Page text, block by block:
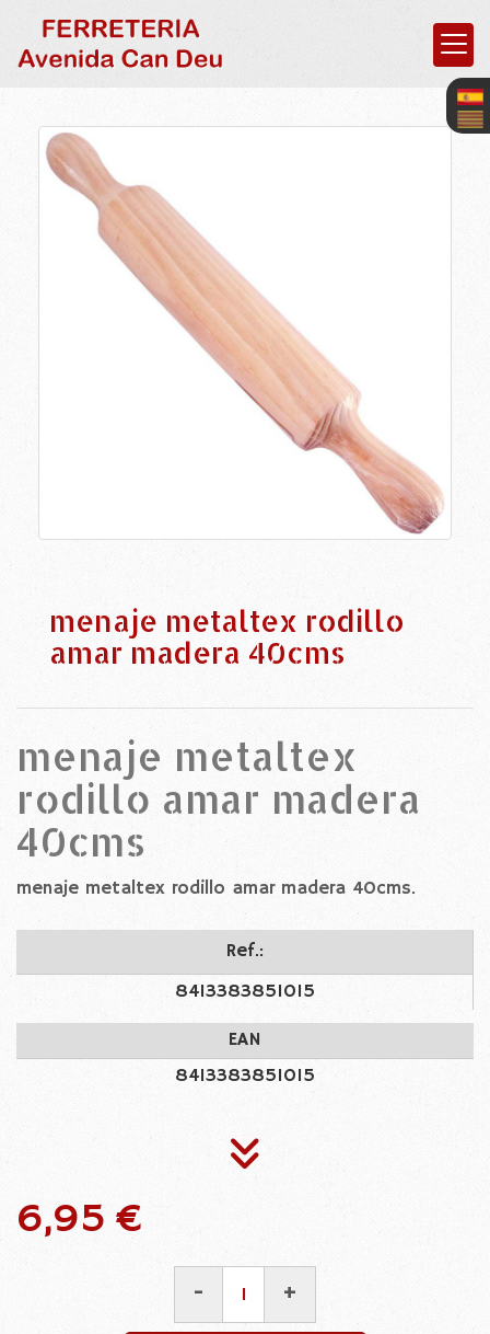
menaje metaltex rodillo
amar madera 40cms
menaje metaltex
rodillo amar madera
40cms
menaje metaltex rodillo amar madera 40cms.
Ref.:
8413383851015
EAN
8413383851015
6,95 €
- +